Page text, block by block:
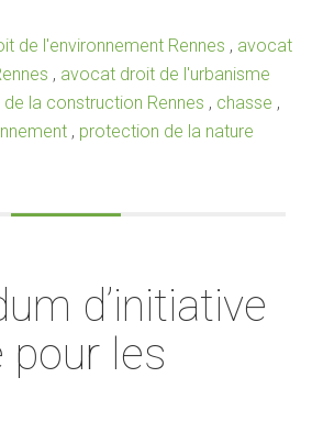
de l'environnement Rennes , avocat
, avocat droit de l'urbanisme
la construction Rennes , chasse ,
, protection de la nature
d’initiative
pour les